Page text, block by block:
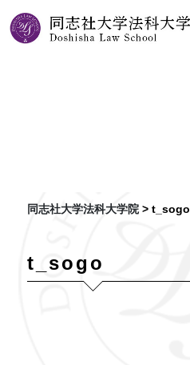
同志社大学法科大学院> t_sogo
t_sogo